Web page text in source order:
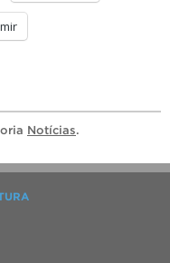
Notícias.